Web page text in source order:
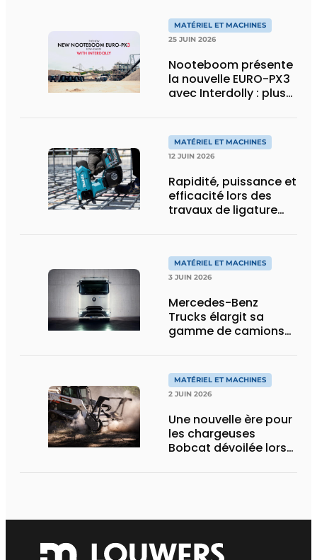
MATÉRIEL ET MACHINES
25 JUIN 2026
Nooteboom présente
la nouvelle EURO-PX3
avec Interdolly : plus
transport spécial
MATÉRIEL ET MACHINES
12 JUIN 2026
Rapidité, puissance et
efficacité lors des
travaux de ligature
MATÉRIEL ET MACHINES
3 JUIN 2026
Mercedes-Benz
Trucks élargit sa
gamme de camions
eActros Lowliner
MATÉRIEL ET MACHINES
2 JUIN 2026
Une nouvelle ère pour
les chargeuses
Bobcat dévoilée lors